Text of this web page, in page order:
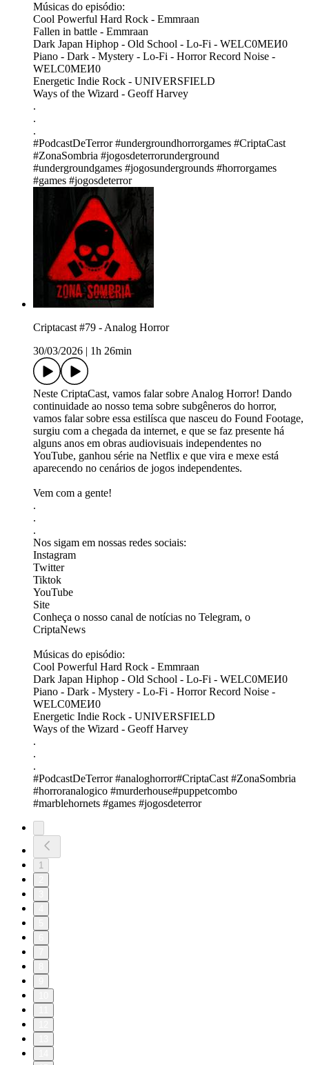
Músicas do episódio:
Cool Powerful Hard Rock - Emmraan
Fallen in battle - Emmraan
Dark Japan Hiphop - Old School - Lo-Fi - WELC0MEИ0
Piano - Dark - Mystery - Lo-Fi - Horror Record Noise -
WELC0MEИ0
Energetic Indie Rock - UNIVERSFIELD
Ways of the Wizard - Geoff Harvey
.
.
.
#PodcastDeTerror #undergroundhorrorgames #CriptaCast
#ZonaSombria #jogosdeterrorunderground
#undergroundgames #jogosundergrounds #horrorgames
#games #jogosdeterror
Criptacast #79 - Analog Horror
30/03/2026
1h 26min
Neste CriptaCast, vamos falar sobre Analog Horror! Dando
continuidade ao nosso tema sobre subgêneros do horror,
vamos falar sobre essa estilísca que nasceu do Found Footage,
surgiu com a chegada da internet, e que se faz presente há
alguns anos em obras audiovisuais independentes no
YouTube, ganhou série na Netflix e que vira e mexe está
aparecendo no cenários de jogos independentes.
Vem com a gente!
.
.
.
Nos sigam em nossas redes sociais:
⁠⁠⁠⁠⁠⁠⁠⁠⁠⁠⁠⁠⁠⁠⁠⁠Instagram⁠⁠⁠⁠⁠⁠⁠⁠⁠⁠⁠⁠⁠⁠⁠⁠⁠⁠⁠
⁠⁠⁠⁠⁠⁠⁠⁠⁠⁠⁠⁠⁠⁠⁠⁠⁠⁠⁠Twitter⁠⁠⁠⁠⁠⁠⁠⁠⁠⁠⁠⁠⁠⁠⁠⁠⁠⁠⁠
⁠⁠⁠⁠⁠⁠⁠⁠⁠⁠⁠⁠⁠⁠⁠⁠⁠⁠⁠Tiktok⁠⁠⁠⁠⁠⁠⁠⁠⁠⁠⁠⁠⁠⁠⁠⁠⁠⁠⁠
⁠⁠⁠⁠⁠⁠⁠⁠⁠⁠⁠⁠⁠⁠⁠⁠⁠⁠⁠YouTube⁠⁠⁠⁠⁠⁠⁠⁠⁠⁠⁠⁠⁠⁠⁠⁠⁠⁠⁠
⁠⁠⁠⁠⁠⁠⁠⁠⁠⁠⁠⁠⁠⁠⁠⁠⁠⁠⁠Site⁠⁠⁠⁠⁠⁠⁠⁠⁠⁠⁠⁠⁠⁠⁠⁠⁠⁠⁠
Conheça o nosso canal de notícias no Telegram, o
⁠⁠⁠⁠⁠⁠⁠⁠⁠⁠⁠⁠⁠⁠⁠⁠⁠⁠⁠CriptaNews⁠⁠⁠⁠⁠⁠⁠⁠⁠⁠⁠⁠⁠⁠⁠⁠
Músicas do episódio:
Cool Powerful Hard Rock - Emmraan
Dark Japan Hiphop - Old School - Lo-Fi - WELC0MEИ0
Piano - Dark - Mystery - Lo-Fi - Horror Record Noise -
WELC0MEИ0
Energetic Indie Rock - UNIVERSFIELD
Ways of the Wizard - Geoff Harvey
.
.
.
#PodcastDeTerror #analoghorror#CriptaCast #ZonaSombria
#horroranalogico #murderhouse#puppetcombo
#marblehornets #games #jogosdeterror
1